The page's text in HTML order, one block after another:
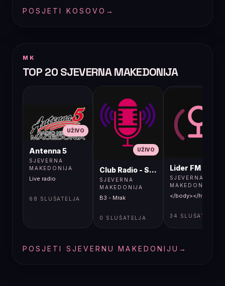
POSJETI KOSOVO →
MK
TOP 20 SJEVERNA MAKEDONIJA
UŽIVO
Antenna 5
SJEVERNA
MAKEDONIJA
Live radio
68 SLUŠATELJA
UŽIVO
Club Radio - Skopje, Mcedonia
SJEVERNA
MAKEDONIJA
B3 - Mrak
0 SLUŠATELJA
Lider FM 107,4
SJEVERNA
MAKEDONIJA
</body></html>
34 SLUŠATELJA
POSJETI SJEVERNU MAKEDONIJU →